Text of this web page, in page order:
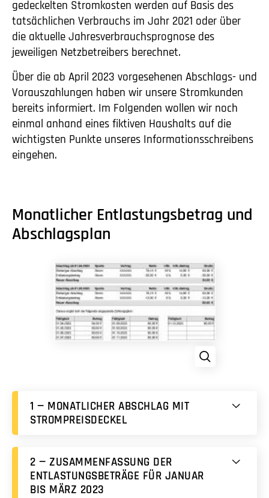
gedeckelten Stromkosten werden auf Basis des
tatsächlichen Verbrauchs im Jahr 2021 oder über
die aktuelle Jahresverbrauchsprognose des
jeweiligen Netzbetreibers berechnet.
Über die ab April 2023 vorgesehenen Abschlags- und
Vorauszahlungen haben wir unsere Stromkunden
bereits informiert. Im Folgenden wollen wir noch
einmal anhand eines fiktiven Haushalts auf die
wichtigsten Punkte unseres Informationsschreibens
eingehen.
Monatlicher Entlastungsbetrag und
Abschlagsplan
1 — MONATLICHER ABSCHLAG MIT
STROMPREISDECKEL
2 — ZUSAMMENFASSUNG DER
ENTLASTUNGSBETRÄGE FÜR JANUAR
BIS MÄRZ 2023